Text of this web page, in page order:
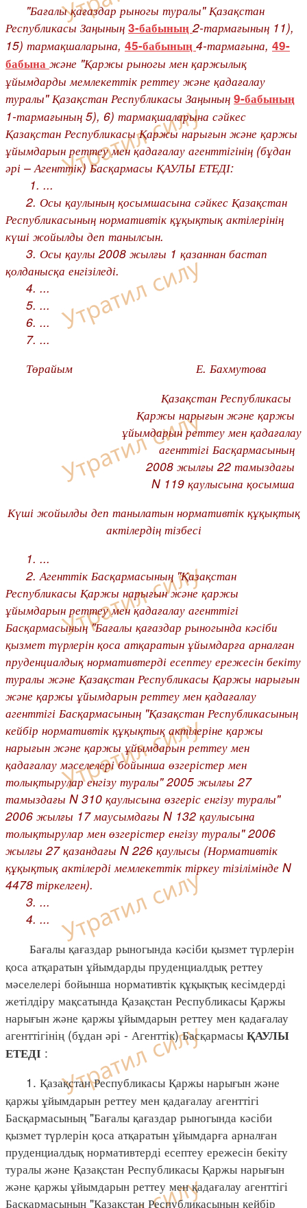
"Бағалы қағаздар рыногы туралы" Қазақстан
Республикасы Заңының 3-бабының2-тармағының 11),
15) тармақшаларына, 45-бабының 4-тармағына, 49-
бабына және "Қаржы рыногы мен қаржылық
ұйымдарды мемлекеттік реттеу және қадағалау
туралы" Қазақстан Республикасы Заңының 9-бабының
1-тармағының 5), 6) тармақшаларына сәйкес
Қазақстан Республикасы Қаржы нарығын және қаржы
ұйымдарын реттеу мен қадағалау агенттігінің (бұдан
әрі – Агенттік) Басқармасы ҚАУЛЫ ЕТЕДІ:
1. ...
2. Осы қаулының қосымшасына сәйкес Қазақстан
Республикасының нормативтік құқықтық актілерінің
күші жойылды деп танылсын.
3. Осы қаулы 2008 жылғы 1 қазаннан бастап
қолданысқа енгізіледі.
4. ...
5. ...
6. ...
7. ...
Төрайым Е. Бахмутова
Қазақстан Республикасы
Қаржы нарығын және қаржы
ұйымдарын реттеу мен қадағалау
агенттігі Басқармасының
2008 жылғы 22 тамыздағы
N 119 қаулысына қосымша
Күші жойылды деп танылатын нормативтік құқықтық
актілердің тізбесі
1. ...
2. Агенттік Басқармасының "Қазақстан
Республикасы Қаржы нарығын және қаржы
ұйымдарын реттеу мен қадағалау агенттігі
Басқармасының "Бағалы қағаздар рыногында кәсіби
қызмет түрлерін қоса атқаратын ұйымдарға арналған
пруденциалдық нормативтерді есептеу ережесін бекіту
туралы және Қазақстан Республикасы Қаржы нарығын
және қаржы ұйымдарын реттеу мен қадағалау
агенттігі Басқармасының "Қазақстан Республикасының
кейбір нормативтік құқықтық актілеріне қаржы
нарығын және қаржы ұйымдарын реттеу мен
қадағалау мәселелері бойынша өзгерістер мен
толықтырулар енгізу туралы" 2005 жылғы 27
тамыздағы N 310 қаулысына өзгеріс енгізу туралы"
2006 жылғы 17 маусымдағы N 132 қаулысына
толықтырулар мен өзгерістер енгізу туралы" 2006
жылғы 27 қазандағы N 226 қаулысы (Нормативтік
құқықтық актілерді мемлекеттік тіркеу тізілімінде N
4478 тіркелген).
3. ...
4. ...
Бағалы қағаздар рыногында кәсіби қызмет түрлерін
қоса атқаратын ұйымдарды пруденциалдық реттеу
мәселелері бойынша нормативтік құқықтық кесімдерді
жетілдіру мақсатында Қазақстан Республикасы Қаржы
нарығын және қаржы ұйымдарын реттеу мен қадағалау
агенттігінің (бұдан әрі - Агенттік) Басқармасы ҚАУЛЫ
ЕТЕДІ :
1. Қазақстан Республикасы Қаржы нарығын және
қаржы ұйымдарын реттеу мен қадағалау агенттігі
Басқармасының "Бағалы қағаздар рыногында кәсіби
қызмет түрлерін қоса атқаратын ұйымдарға арналған
пруденциалдық нормативтерді есептеу ережесін бекіту
туралы және Қазақстан Республикасы Қаржы нарығын
және қаржы ұйымдарын реттеу мен қадағалау агенттігі
Басқармасының "Қазақстан Республикасының кейбір